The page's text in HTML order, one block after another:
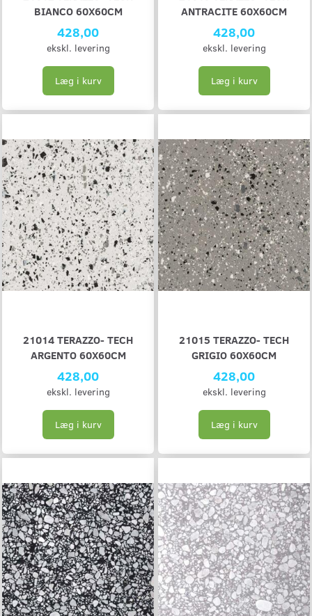
BIANCO 60X60CM
428,00
ekskl. levering
Læg i kurv
ANTRACITE 60X60CM
428,00
ekskl. levering
Læg i kurv
21014 TERAZZO- TECH
ARGENTO 60X60CM
428,00
ekskl. levering
Læg i kurv
21015 TERAZZO- TECH
GRIGIO 60X60CM
428,00
ekskl. levering
Læg i kurv